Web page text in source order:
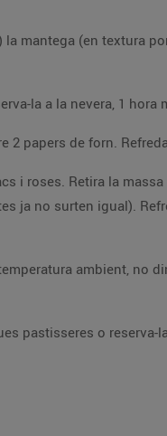
Afegeix la sal, la farina tamisada i l’ou. Barreja-ho fins que
Al cap d’1 hora estira la
Barreja els 3 ingredients